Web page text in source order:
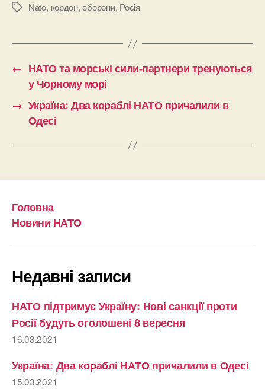
Позначки
Nato, кордон,оборони, Росія
← НАТО та морські сили-партнери тренуються
у Чорному морі
→ Україна: Два кораблі НАТО причалили в
Одесі
Головна
Новини НАТО
Недавні записи
НАТО підтримує Україну: Нові санкції проти
Росії будуть оголошені 8 вересня
16.03.2021
Україна: Два кораблі НАТО причалили в Одесі
15.03.2021